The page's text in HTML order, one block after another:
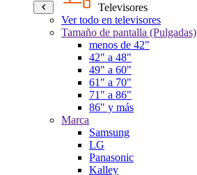
Televisores
Ver todo en televisores
Tamaño de pantalla (Pulgadas)
menos de 42"
42" a 48"
49" a 60"
61" a 70"
71" a 86"
86" y más
Marca
Samsung
LG
Panasonic
Kalley